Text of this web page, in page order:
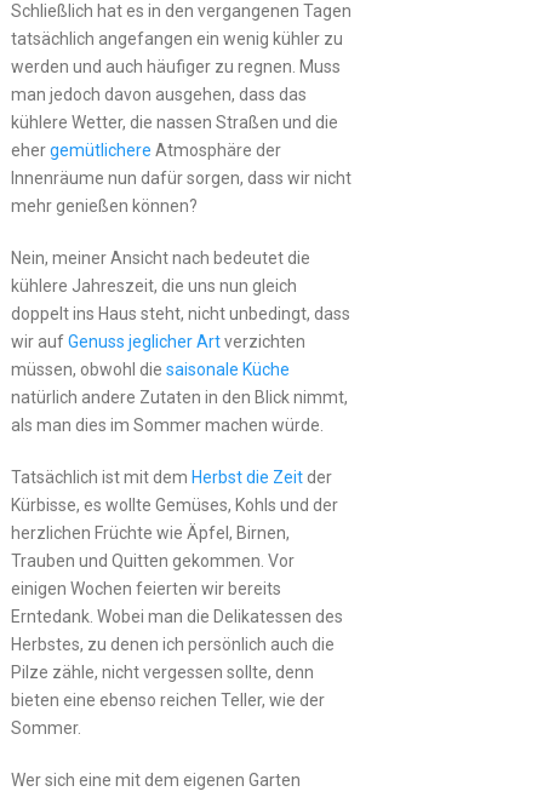
Schließlich hat es in den vergangenen Tagen
tatsächlich angefangen ein wenig kühler zu
werden und auch häufiger zu regnen. Muss
man jedoch davon ausgehen, dass das
kühlere Wetter, die nassen Straßen und die
ehergemütlichere Atmosphäre der
Innenräume nun dafür sorgen, dass wir nicht
mehr genießen können?
Nein, meiner Ansicht nach bedeutet die
kühlere Jahreszeit, die uns nun gleich
doppelt ins Haus steht, nicht unbedingt, dass
wir aufGenuss jeglicher Artverzichten
müssen, obwohl die saisonale Küche
natürlich andere Zutaten in den Blick nimmt,
als man dies im Sommer machen würde.
Tatsächlich ist mit dem Herbst die Zeitder
Kürbisse, es wollte Gemüses, Kohls und der
herzlichen Früchte wie Äpfel, Birnen,
Trauben und Quitten gekommen. Vor
einigen Wochen feierten wir bereits
Erntedank. Wobei man die Delikatessen des
Herbstes, zu denen ich persönlich auch die
Pilze zähle, nicht vergessen sollte, denn
bieten eine ebenso reichen Teller, wie der
Sommer.
Wer sich eine mit dem eigenen Garten